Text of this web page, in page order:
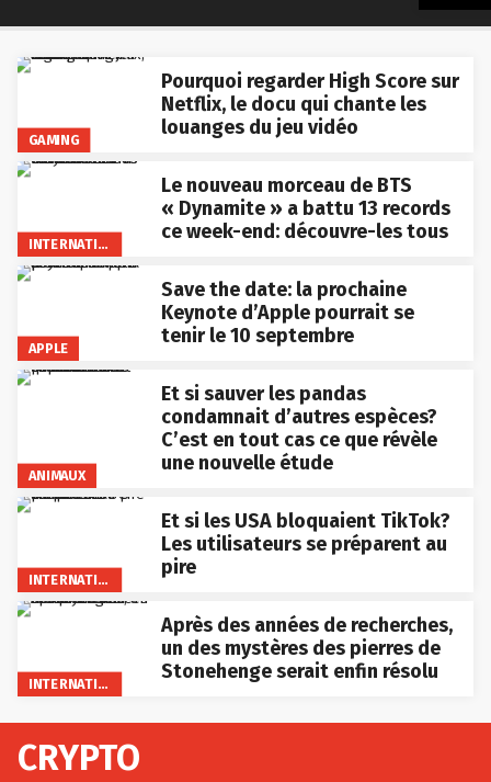
GAMING
Pourquoi regarder High Score sur
Netflix, le docu qui chante les
louanges du jeu vidéo
INTERNATIONAL
Le nouveau morceau de BTS
« Dynamite » a battu 13 records
ce week-end: découvre-les tous
APPLE
Save the date: la prochaine
Keynote d’Apple pourrait se
tenir le 10 septembre
ANIMAUX
Et si sauver les pandas
condamnait d’autres espèces?
C’est en tout cas ce que révèle
une nouvelle étude
INTERNATIONAL
Et si les USA bloquaient TikTok?
Les utilisateurs se préparent au
pire
INTERNATIONAL
Après des années de recherches,
un des mystères des pierres de
Stonehenge serait enfin résolu
CRYPTO